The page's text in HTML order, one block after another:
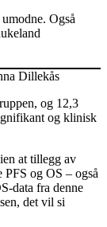
Også
Dillekås
og 12,3
og klinisk
at tillegg av
PFS og OS – også
data fra denne
det vil si